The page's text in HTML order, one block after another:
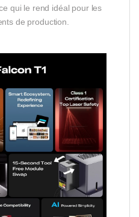
qui le rend idéal pour les
de production.